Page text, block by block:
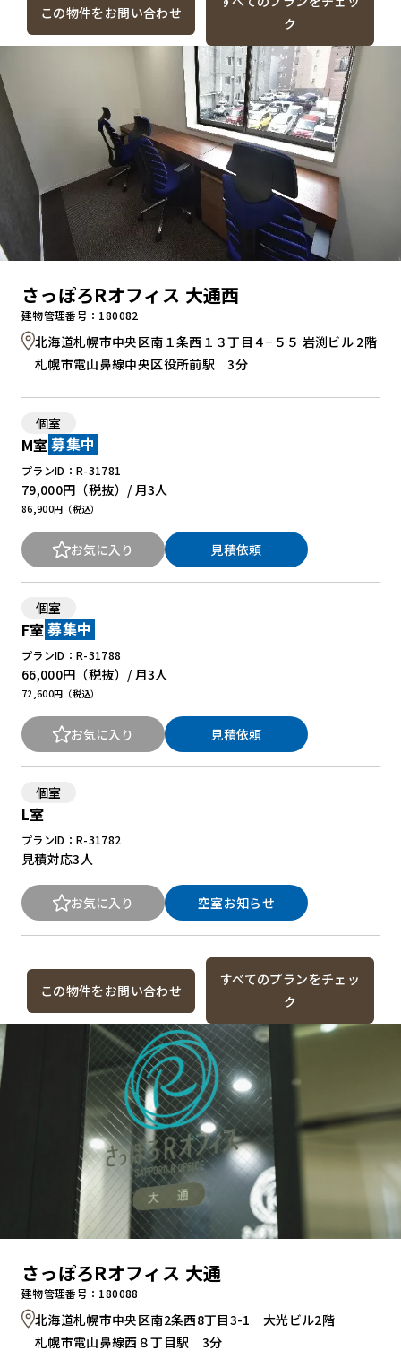
この物件をお問い合わせ
ク
さっぽろRオフィス 大通西
建物管理番号：180082
北海道札幌市中央区南１条西１３丁目４−５５ 岩渕ビル 2階
札幌市電山鼻線中央区役所前駅 3分
個室
M室 募集中
プランID：R-31781
79,000円 （税抜）/ 月
86,900円（税込）
3人
お気に入り 見積依頼
個室
F室 募集中
プランID：R-31788
66,000円 （税抜）/ 月
72,600円（税込）
3人
お気に入り 見積依頼
個室
L室
プランID：R-31782
見積対応3人
お気に入り 空室お知らせ
この物件をお問い合わせ
すべてのプランをチェッ
ク
さっぽろRオフィス 大通
建物管理番号：180088
北海道札幌市中央区南2条西8丁目3-1 大光ビル2階
札幌市電山鼻線西８丁目駅 3分